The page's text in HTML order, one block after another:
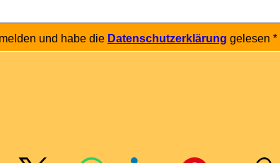
und habe die Datenschutzerklärung gelesen *